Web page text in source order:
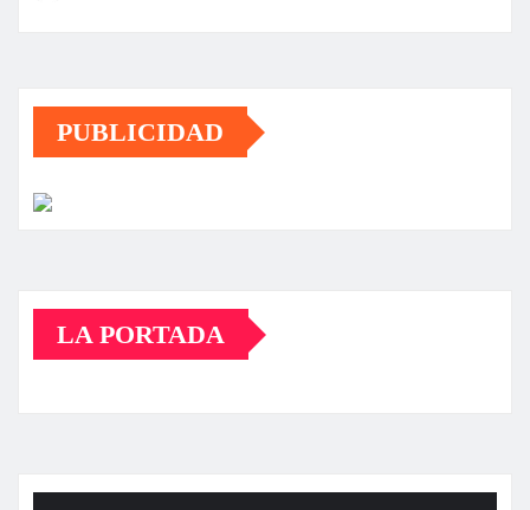
PUBLICIDAD
LA PORTADA